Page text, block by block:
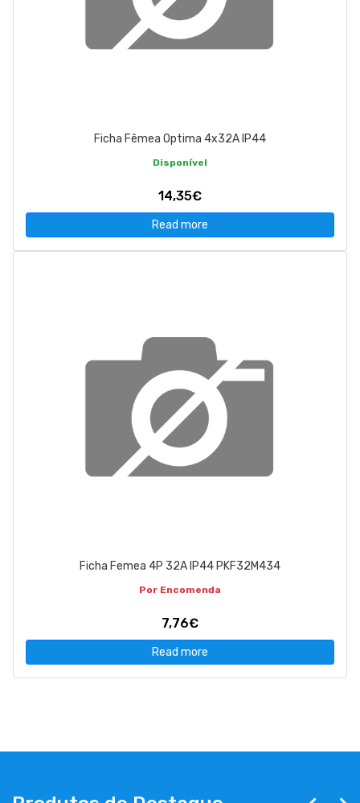
Ficha Fêmea Optima 4x32A IP44
Disponível
14,35€
Read more
Ficha Femea 4P 32A IP44 PKF32M434
Por Encomenda
7,76€
Read more